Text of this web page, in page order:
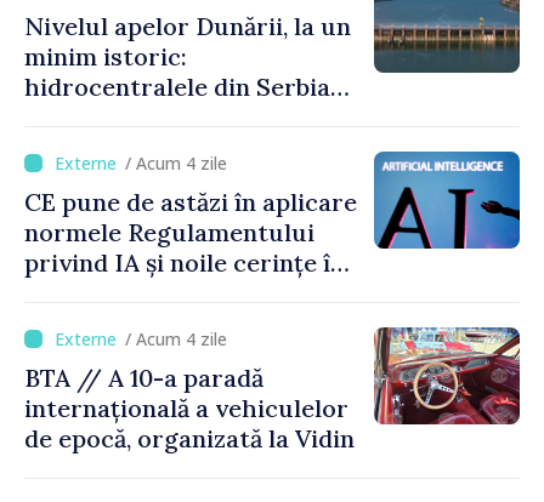
Nivelul apelor Dunării, la un
minim istoric:
hidrocentralele din Serbia
capacitate
/ Acum 4 zile
CE pune de astăzi în aplicare
normele Regulamentului
privind IA și noile cerințe în
/ Acum 4 zile
BTA // A 10-a paradă
internațională a vehiculelor
de epocă, organizată la Vidin